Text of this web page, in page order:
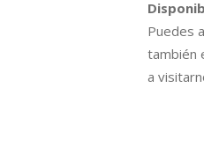
Puedes
también
a